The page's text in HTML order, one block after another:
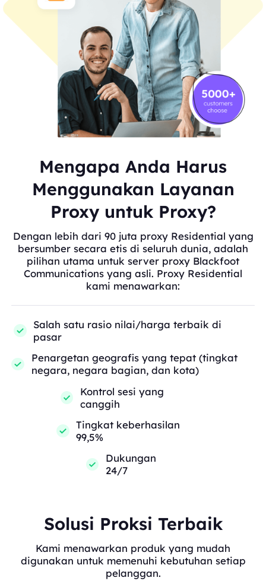
Mengapa Anda Harus
Menggunakan Layanan
Proxy untuk Proxy?
Dengan lebih dari 90 juta proxy Residential yang
bersumber secara etis di seluruh dunia, adalah
pilihan utama untuk server proxy Blackfoot
Communications yang asli. Proxy Residential
kami menawarkan:
Salah satu rasio nilai/harga terbaik di
pasar
Penargetan geografis yang tepat (tingkat
negara, negara bagian, dan kota)
Kontrol sesi yang
canggih
Tingkat keberhasilan
99,5%
Dukungan
24/7
Solusi Proksi Terbaik
Kami menawarkan produk yang mudah
digunakan untuk memenuhi kebutuhan setiap
pelanggan.